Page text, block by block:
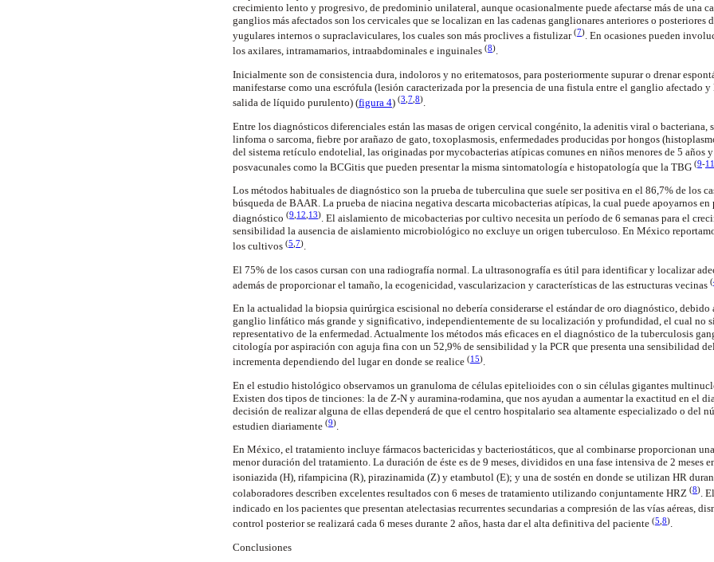
crecimiento lento y progresivo, de predominio unilateral, aunque ocasionalmente puede afectarse más de una
ganglios más afectados son los cervicales que se localizan en las cadenas ganglionares anteriores o
yugulares internos o supraclaviculares, los cuales son más proclives a fistulizar(7). En ocasiones pueden
los axilares, intramamarios, intraabdominales e inguinales (8).
Inicialmente son de consistencia dura, indoloros y no eritematosos, para posteriormente supurar o drenar
manifestarse como una escrófula (lesión caracterizada por la presencia de una fistula entre el ganglio afectado
salida de líquido purulento) (figura 4) (3 7 8).
Entre los diagnósticos diferenciales están las masas de origen cervical congénito, la adenitis viral o bacteriana,
linfoma o sarcoma, fiebre por arañazo de gato, toxoplasmosis, enfermedades producidas por hongos
del sistema retículo endotelial, las originadas por mycobacterias atípicas comunes en niños menores de 5 años
posvacunales como la BCGitis que pueden presentar la misma sintomatología e histopatología que la TBG (9-11
Los métodos habituales de diagnóstico son la prueba de tuberculina que suele ser positiva en el 86,7% de los
búsqueda de BAAR. La prueba de niacina negativa descarta micobacterias atípicas, la cual puede apoyarnos en
diagnóstico (9 12 13). El aislamiento de micobacterias por cultivo necesita un período de 6 semanas para el
sensibilidad la ausencia de aislamiento microbiológico no excluye un origen tuberculoso. En México
los cultivos (5 7).
El 75% de los casos cursan con una radiografía normal. La ultrasonografía es útil para identificar y localizar
además de proporcionar el tamaño, la ecogenicidad, vascularizacion y características de las estructuras vecinas (
En la actualidad la biopsia quirúrgica escisional no debería considerarse el estándar de oro diagnóstico, debido
ganglio linfático más grande y significativo, independientemente de su localización y profundidad, el cual no
representativo de la enfermedad. Actualmente los métodos más eficaces en el diagnóstico de la tuberculosis
citología por aspiración con aguja fina con un 52,9% de sensibilidad y la PCR que presenta una sensibilidad
incrementa dependiendo del lugar en donde se realice (15).
En el estudio histológico observamos un granuloma de células epitelioides con o sin células gigantes
Existen dos tipos de tinciones: la de Z-N y auramina-rodamina, que nos ayudan a aumentar la exactitud en el
decisión de realizar alguna de ellas dependerá de que el centro hospitalario sea altamente especializado o del
estudien diariamente (9).
En México, el tratamiento incluye fármacos bactericidas y bacteriostáticos, que al combinarse proporcionan
menor duración del tratamiento. La duración de éste es de 9 meses, divididos en una fase intensiva de 2 meses
isoniazida (H), rifampicina (R), pirazinamida (Z) y etambutol (E); y una de sostén en donde se utilizan HR
colaboradores describen excelentes resultados con 6 meses de tratamiento utilizando conjuntamente HRZ (8).
indicado en los pacientes que presentan atelectasias recurrentes secundarias a compresión de las vías aéreas,
control posterior se realizará cada 6 meses durante 2 años, hasta dar el alta definitiva del paciente (5 8).
Conclusiones